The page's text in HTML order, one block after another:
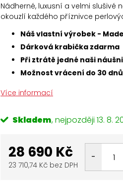
Nádherné, luxusní a velmi slušivé
okouzlí každého příznivce
Náš vlastní výrobek -
Dárková krabička zdarma
Při ztrátě jedné naši
Možnost vrácení do 30 dnů
Více informací
Skladem 13. 8.
28 690 Kč
23 710,74 Kč bez DPH